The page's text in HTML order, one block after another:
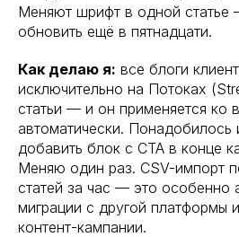
Меняют шрифт в одной статье
обновить ещё в пятнадцати.
Как делаю я: все блоги
исключительно на Потоках
статьи — и он применяется ко
автоматически. Понадобилось
добавить блок с CTA в конце
Меняю один раз. CSV-импорт
статей за час — это особенно
миграции с другой платформы
контент-кампании.